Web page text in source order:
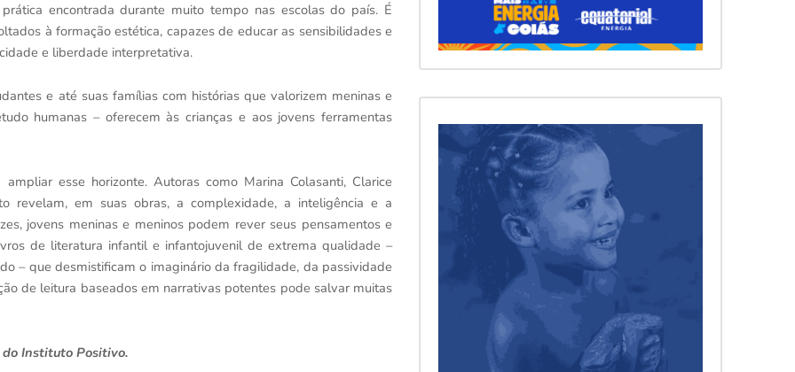
encontrada durante muito tempo nas escolas do país. É
à formação estética, capazes de educar as sensibilidades e
e liberdade interpretativa.
e até suas famílias com histórias que valorizem meninas e
humanas – oferecem às crianças e aos jovens ferramentas
esse horizonte. Autoras como Marina Colasanti, Clarice
revelam, em suas obras, a complexidade, a inteligência e a
jovens meninas e meninos podem rever seus pensamentos e
de literatura infantil e infantojuvenil de extrema qualidade –
– que desmistificam o imaginário da fragilidade, da passividade
de leitura baseados em narrativas potentes pode salvar muitas
do Instituto Positivo.